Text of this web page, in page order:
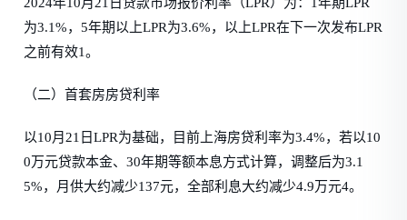
为3.1%，5年期以上LPR为3.6%，以上LPR在下一次发布LPR
之前有效1。
（二）首套房房贷利率
以10月21日LPR为基础，目前上海房贷利率为3.4%，若以10
0万元贷款本金、30年期等额本息方式计算，调整后为3.1
5%，月供大约减少137元，全部利息大约减少4.9万元4。